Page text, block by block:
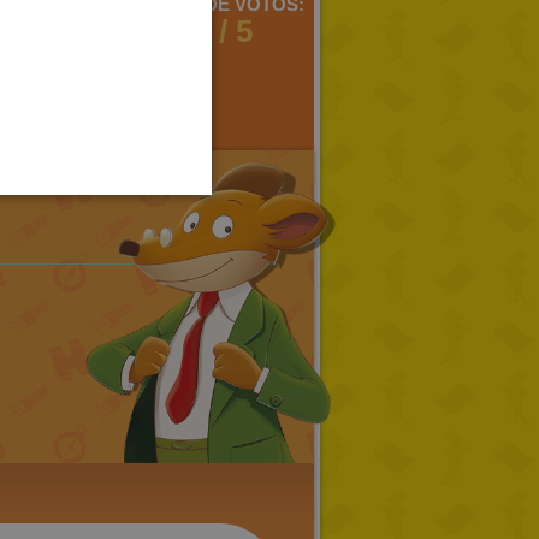
MEDIA DE VOTOS:
2 / 5
TURKISH
GREEK
CATALAN